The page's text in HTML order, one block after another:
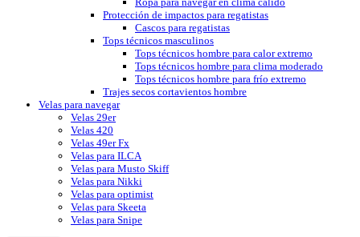
Protección de impactos para regatistas
Cascos para regatistas
Tops técnicos masculinos
Tops técnicos hombre para calor extremo
Tops técnicos hombre para clima moderado
Tops técnicos hombre para frío extremo
Trajes secos cortavientos hombre
Velas para navegar
Velas 29er
Velas 420
Velas 49er Fx
Velas para ILCA
Velas para Musto Skiff
Velas para Nikki
Velas para optimist
Velas para Skeeta
Velas para Snipe